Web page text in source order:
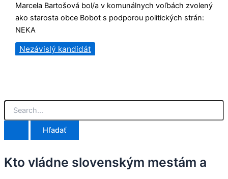
V
a
Kto vládne slovenským mestám a
Marcela Bartošová bol/a v komunálnych voľbách zvolený
ako starosta obce Bobot s podporou politických strán:
NEKA
Nezávislý kandidát